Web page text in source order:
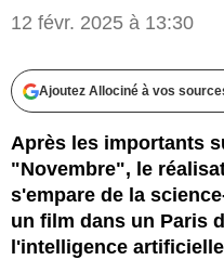
12 févr. 2025 à 13:30
Ajoutez Allociné à vos
Après les importants
"Novembre", le
s'empare de la
un film dans un Paris
l'intelligence